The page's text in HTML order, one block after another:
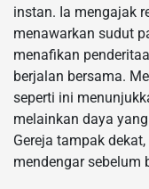
instan. Ia mengajak
menawarkan sudut
menafikan
berjalan bersama.
seperti ini
melainkan daya
Gereja tampak
mendengar sebelum